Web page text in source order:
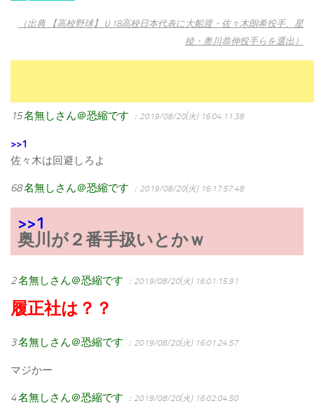
（出典 【高校野球】Ｕ18高校日本代表に大船渡・佐々木朗希投手、星
稜・奥川恭伸投手らを選出）
15名無しさん＠恐縮です ：2019/08/20(火) 16:04:11.38
>>1
佐々木は回避しろよ
68名無しさん＠恐縮です ：2019/08/20(火) 16:17:57.48
>>1
奥川が２番手扱いとかｗ
2名無しさん＠恐縮です ：2019/08/20(火) 16:01:15.91
履正社は？？
3名無しさん＠恐縮です ：2019/08/20(火) 16:01:24.57
マジかー
4名無しさん＠恐縮です ：2019/08/20(火) 16:02:04.50